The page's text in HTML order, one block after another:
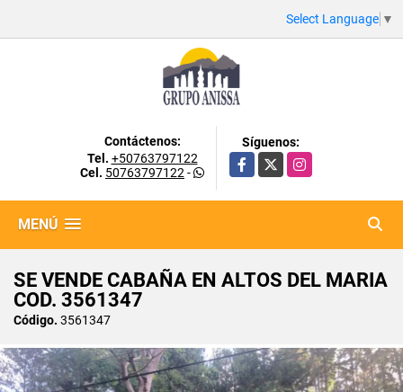
Select Language ▼
Contáctenos:
Tel. +50763797122
Cel. 50763797122 -
Síguenos:
Facebook
X Instagram
MENÚ
SE VENDE CABAÑA EN ALTOS DEL MARIA
COD. 3561347
Código. 3561347